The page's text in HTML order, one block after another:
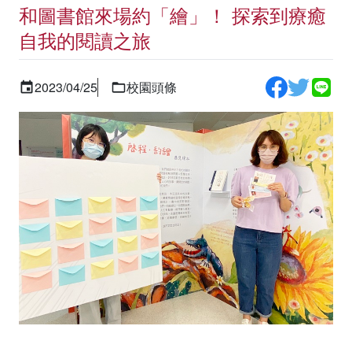
和圖書館來場約「繪」！ 探索到療癒
自我的閱讀之旅
2023/04/25 校園頭條